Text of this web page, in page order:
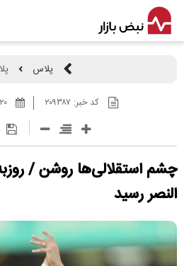
پلاس
کد خبر: ۲۰۹۳۸۷
چشم استقلالی‌ها روشن /
النصر رسید